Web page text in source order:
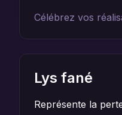
Célébrez vos
Lys fané
Représente la